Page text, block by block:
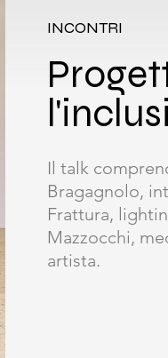
INCONTRI
Il talk
Bragagnolo,
Frattura,
Mazzocchi,
artista.